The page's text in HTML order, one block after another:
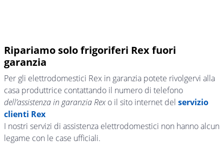
Ripariamo solo frigoriferi Rex fuori
garanzia
Per gli elettrodomestici Rex in garanzia potete rivolgervi alla
casa produttrice contattando il numero di telefono
dell’assistenza in garanzia Rexo il sito internet del servizio
clienti Rex
I nostri servizi di assistenza elettrodomestici non hanno alcun
legame con le case ufficiali.